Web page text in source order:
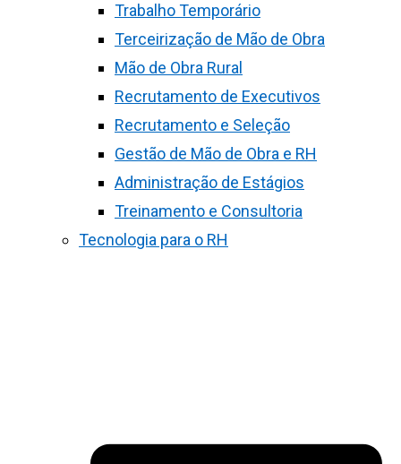
Trabalho Temporário
Terceirização de Mão de Obra
Mão de Obra Rural
Recrutamento de Executivos
Recrutamento e Seleção
Gestão de Mão de Obra e RH
Administração de Estágios
Treinamento e Consultoria
Tecnologia para o RH